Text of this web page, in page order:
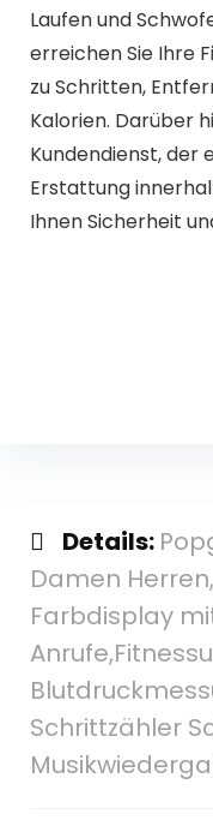
Laufen und
erreichen Sie Ihre
zu Schritten,
Kalorien. Darüber
Kundendienst, der
Erstattung
Ihnen Sicherheit
Details:
Damen
Farbdisplay
Schrittzähler